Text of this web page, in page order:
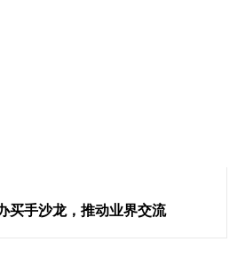
买手沙龙，推动业界交流